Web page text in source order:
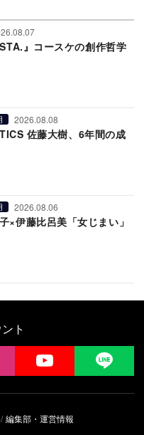
』コースケの創作哲学
2026.08.08
佐藤大樹、6年間の成
2026.08.06
×伊藤比呂美「女じまい」
ト
instagram YouTube
編集部・運営情報